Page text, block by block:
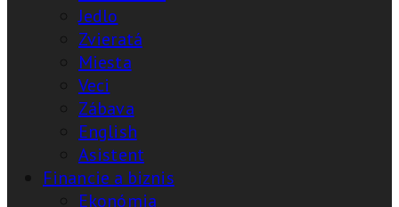
Jedlo
Zvieratá
Miesta
Veci
Zábava
English
Asistent
Financie a biznis
Ekonómia